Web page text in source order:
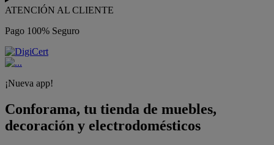
ATENCIÓN AL CLIENTE
Pago 100% Seguro
¡Nueva app!
Conforama, tu tienda de muebles,
decoración y electrodomésticos